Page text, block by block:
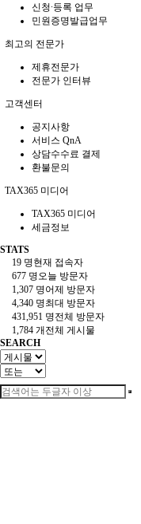
신청∙등록 업무
민원증명발급업무
최고의 전문가
제휴전문가
전문가 인터뷰
고객센터
공지사항
서비스 QnA
상담수수료 결제
환불문의
TAX365 미디어
TAX365 미디어
세금정보
STATS
19 명현재 접속자
677 명 오늘 방문자
1,307 명어제 방문자
4,340 명최대 방문자
431,951 명전체 방문자
1,784 개전체 게시물
SEARCH